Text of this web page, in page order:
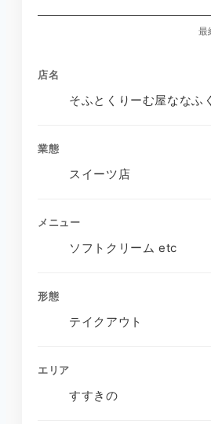
最
店名
そふとくりーむ屋ななふく
業態
スイーツ店
メニュー
ソフトクリーム etc
形態
テイクアウト
エリア
すすきの